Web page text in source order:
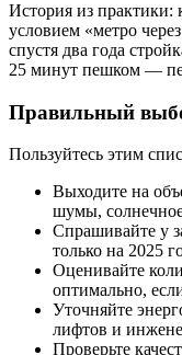
История из
условием «метро
спустя два года
25 минут пешком —
Правильный
Пользуйтесь этим
Выходите на
шумы,
Спрашивайте у
только на 2025
Оценивайте
оптимально,
Уточняйте
лифтов и
Проверьте